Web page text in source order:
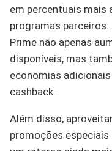
em percentuais mais
programas
Prime não apenas
disponíveis, mas
economias
cashback.
Além disso,
promoções especiais